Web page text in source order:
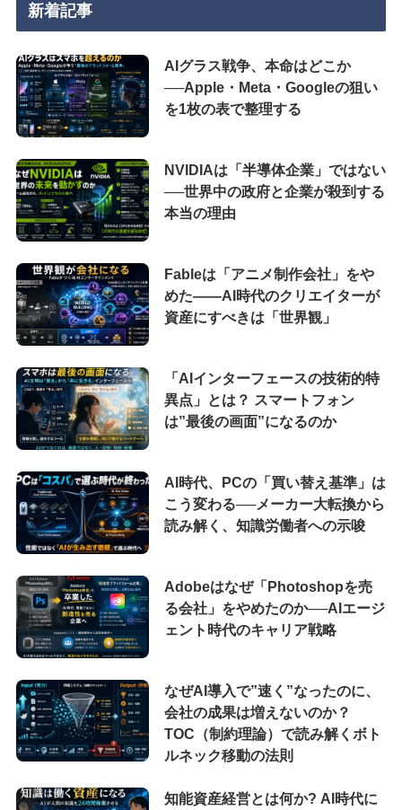
新着記事
AIグラス戦争、本命はどこか
──Apple・Meta・Googleの狙い
を1枚の表で整理する
NVIDIAは「半導体企業」ではない
──世界中の政府と企業が殺到する
本当の理由
Fableは「アニメ制作会社」をや
めた――AI時代のクリエイターが
資産にすべきは「世界観」
「AIインターフェースの技術的特
異点」とは？ スマートフォン
は”最後の画面”になるのか
AI時代、PCの「買い替え基準」は
こう変わる──メーカー大転換から
読み解く、知識労働者への示唆
Adobeはなぜ「Photoshopを売
る会社」をやめたのか──AIエージ
ェント時代のキャリア戦略
なぜAI導入で”速く”なったのに、
会社の成果は増えないのか？
TOC（制約理論）で読み解くボト
ルネック移動の法則
知能資産経営とは何か? AI時代に